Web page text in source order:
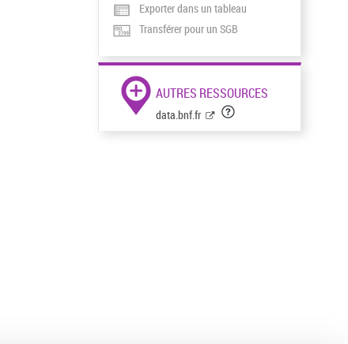
Exporter dans un tableau
Transférer pour un SGB
AUTRES RESSOURCES
data.bnf.fr